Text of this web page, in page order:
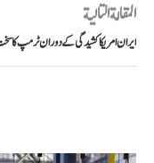
المقالة التالية
ایران امریکا کشیدگی کے دوران ٹرمپ